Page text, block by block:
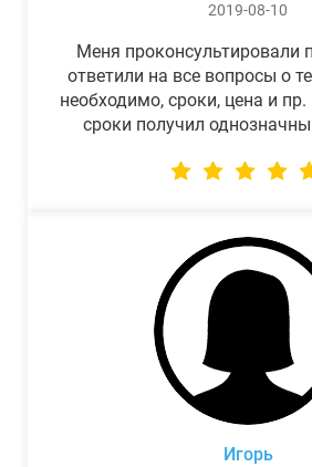
2019-08-10
Меня проконсультировали
ответили на все вопросы о
необходимо, сроки, цена и
сроки получил
Игорь